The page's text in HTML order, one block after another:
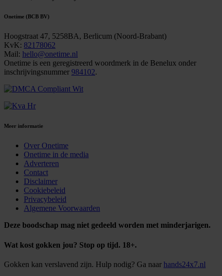
Onetime (BCB BV)
Hoogstraat 47, 5258BA, Berlicum (Noord-Brabant)
KvK: 82178062
Mail: hello@onetime.nl
Onetime is een geregistreerd woordmerk in de Benelux onder
inschrijvingsnummer 984102.
Meer informatie
Over Onetime
Onetime in de media
Adverteren
Contact
Disclaimer
Cookiebeleid
Privacybeleid
Algemene Voorwaarden
Deze boodschap mag niet gedeeld worden met minderjarigen.
Wat kost gokken jou? Stop op tijd. 18+.
Gokken kan verslavend zijn. Hulp nodig? Ga naar hands24x7.nl